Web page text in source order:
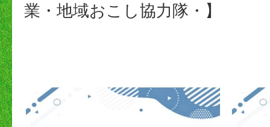
業・地域おこし協力隊・】